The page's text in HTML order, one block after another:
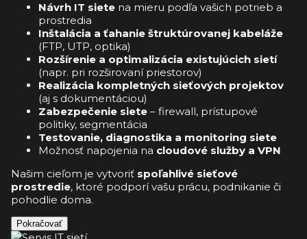
Návrh IT siete na mieru podľa vašich potrieb a
prostredia
Inštalácia a ťahanie štruktúrovanej kabeláže
(FTP, UTP, optika)
Rozšírenie a optimalizácia existujúcich sietí
(napr. pri rozširovaní priestorov)
Realizácia kompletných sieťových projektov
(aj s dokumentáciou)
Zabezpečenie siete – firewall, prístupové
politiky, segmentácia
Testovanie, diagnostika a monitoring siete
Možnosť napojenia na cloudové služby a VPN
Našim cieľom je vytvoriť spoľahlivé sieťové
prostredie, ktoré podporí vašu prácu, podnikanie či
pohodlie doma.
Pokračovať